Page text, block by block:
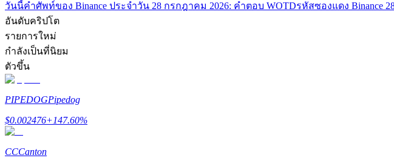
แนะนำ
วันนี้คำศัพท์ของ Binance ประจำวัน 28 กรกฎาคม 2026: คำตอบ WOTDรหัสซองแดง Binance
อันดับคริปโต
รายการใหม่
กำลังเป็นที่นิยม
ตัวขึ้น
PIPEDOGPipedog
$0.002476+147.60%
CCCanton